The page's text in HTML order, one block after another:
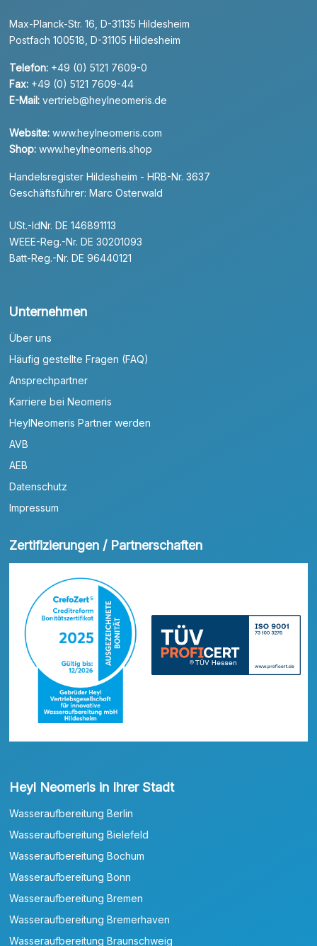
Max-Planck-Str. 16, D-31135 Hildesheim
Postfach 100518, D-31105 Hildesheim
Telefon: +49 (0) 5121 7609-0
Fax: +49 (0) 5121 7609-44
E-Mail: vertrieb@heylneomeris.de
Website: www.heylneomeris.com
Shop: www.heylneomeris.shop
Handelsregister Hildesheim - HRB-Nr. 3637
Geschäftsführer: Marc Osterwald
USt.-IdNr. DE 146891113
WEEE-Reg.-Nr. DE 30201093
Batt-Reg.-Nr. DE 96440121
Unternehmen
Über uns
Häufig gestellte Fragen (FAQ)
Ansprechpartner
Karriere bei Neomeris
HeylNeomeris Partner werden
AVB
AEB
Datenschutz
Impressum
Zertifizierungen / Partnerschaften
Heyl Neomeris in Ihrer Stadt
Wasseraufbereitung Berlin
Wasseraufbereitung Bielefeld
Wasseraufbereitung Bochum
Wasseraufbereitung Bonn
Wasseraufbereitung Bremen
Wasseraufbereitung Bremerhaven
Wasseraufbereitung Braunschweig